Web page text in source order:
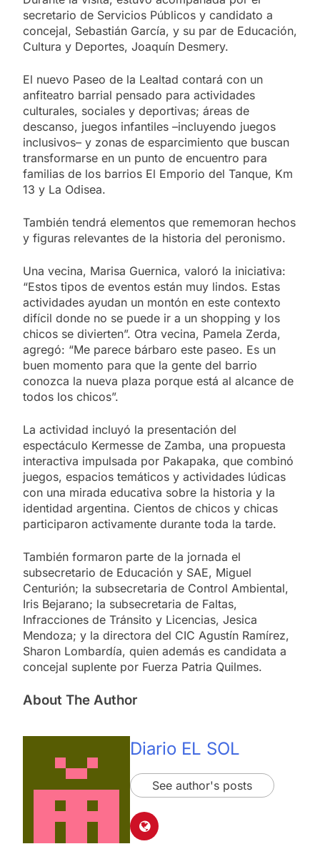
secretario de Servicios Públicos y candidato a
concejal, Sebastián García, y su par de Educación,
Cultura y Deportes, Joaquín Desmery.
El nuevo Paseo de la Lealtad contará con un
anfiteatro barrial pensado para actividades
culturales, sociales y deportivas; áreas de
descanso, juegos infantiles –incluyendo juegos
inclusivos– y zonas de esparcimiento que buscan
transformarse en un punto de encuentro para
familias de los barrios El Emporio del Tanque, Km
13 y La Odisea.
También tendrá elementos que rememoran hechos
y figuras relevantes de la historia del peronismo.
Una vecina, Marisa Guernica, valoró la iniciativa:
“Estos tipos de eventos están muy lindos. Estas
actividades ayudan un montón en este contexto
difícil donde no se puede ir a un shopping y los
chicos se divierten”. Otra vecina, Pamela Zerda,
agregó: “Me parece bárbaro este paseo. Es un
buen momento para que la gente del barrio
conozca la nueva plaza porque está al alcance de
todos los chicos”.
La actividad incluyó la presentación del
espectáculo Kermesse de Zamba, una propuesta
interactiva impulsada por Pakapaka, que combinó
juegos, espacios temáticos y actividades lúdicas
con una mirada educativa sobre la historia y la
identidad argentina. Cientos de chicos y chicas
participaron activamente durante toda la tarde.
También formaron parte de la jornada el
subsecretario de Educación y SAE, Miguel
Centurión; la subsecretaria de Control Ambiental,
Iris Bejarano; la subsecretaria de Faltas,
Infracciones de Tránsito y Licencias, Jesica
Mendoza; y la directora del CIC Agustín Ramírez,
Sharon Lombardía, quien además es candidata a
concejal suplente por Fuerza Patria Quilmes.
About The Author
Diario EL SOL
See author's posts